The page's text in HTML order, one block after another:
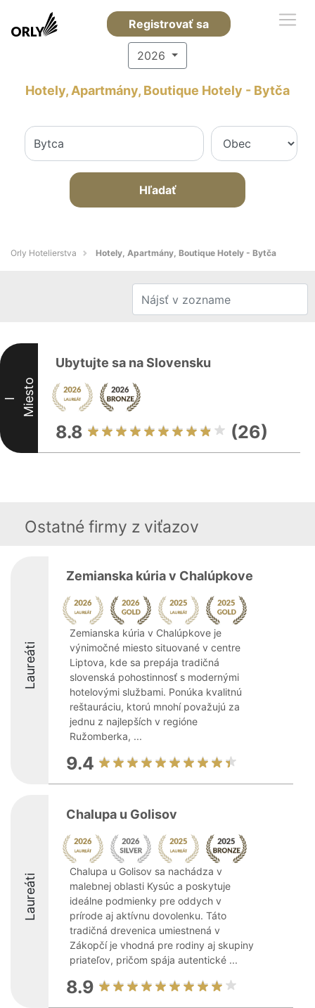
Registrovať sa
2026
Hotely, Apartmány, Boutique Hotely - Bytča
Hľadať
Orly Hotelierstva Hotely, Apartmány, Boutique Hotely - Bytča
I Miesto
Ubytujte sa na Slovensku
8.8 (26)
Ostatné firmy z viťazov
Laureáti
Zemianska kúria v Chalúpkove
Zemianska kúria v Chalúpkove je
výnimočné miesto situované v centre
Liptova, kde sa prepája tradičná
slovenská pohostinnosť s modernými
hotelovými službami. Ponúka kvalitnú
reštauráciu, ktorú mnohí považujú za
jednu z najlepších v regióne
Ružomberka, ...
9.4
Laureáti
Chalupa u Golisov
Chalupa u Golisov sa nachádza v
malebnej oblasti Kysúc a poskytuje
ideálne podmienky pre oddych v
prírode aj aktívnu dovolenku. Táto
tradičná drevenica umiestnená v
Zákopčí je vhodná pre rodiny aj skupiny
priateľov, pričom spája autentické ...
8.9